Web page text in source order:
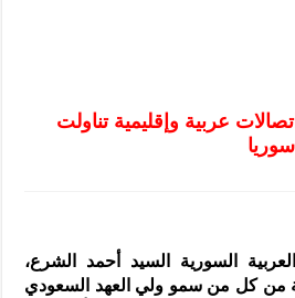
في البحث العلمي وحماية التراث
عربية وإقليمية تناولت
السورية السيد أحمد الشرع،
من كل من سمو ولي العهد السعودي